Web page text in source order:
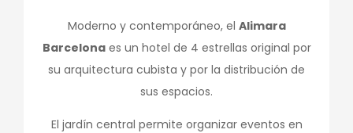
Moderno y contemporáneo, el Alimara
Barcelonaes un hotel de 4 estrellas original por
su arquitectura cubista y por la distribución de
sus espacios.
El jardín central permite organizar eventos en